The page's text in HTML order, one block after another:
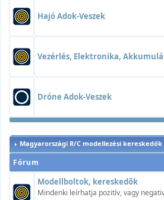
Hajó Adok-Veszek
Vezérlés, Elektronika,
Dróne Adok-Veszek
Magyarországi R/C modellezési kereskedők
Fórum
Modellboltok, kereskedõk
Mindenki leírhatja pozitív, vagy